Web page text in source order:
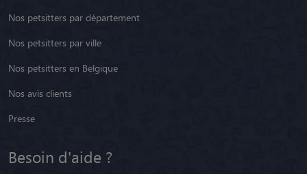
Nos petsitters par département
Nos petsitters par ville
Nos petsitters en Belgique
Nos avis clients
Presse
Besoin d'aide ?